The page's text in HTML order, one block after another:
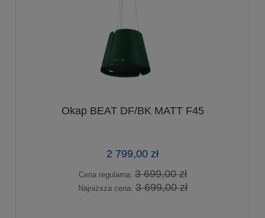
Okap BEAT DF/BK MATT F45
2 799,00 zł
Cena regularna:3 699,00 zł
Najniższa cena:3 699,00 zł